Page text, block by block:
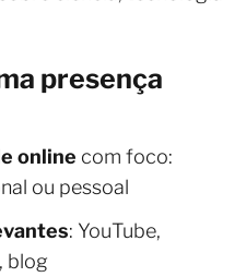
presença
online com foco:
ou pessoal
: YouTube,
blog